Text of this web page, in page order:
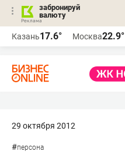
забронируй
валюту
Казань17.6° Москва22.9°
29 октября 2012
#персона